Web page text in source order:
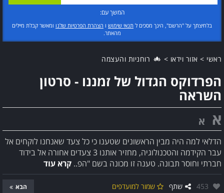
המשך עם:
בלחיצתך על "הרשם", הינך מסכים ל תנאי שימוש ו הצהרת הפרטיות שלנו ומאשר קבלת מיילים
מהאתר.
ראשי > אזור וידאו > רוחניות והעצמה
הפרדוקס הגדול של זמננו - סרטון
השראה
א א
הדלאי למה היה מבין הראשונים שטענו כי כל צעד שאנחנו לוקחים אל
עבר הקידמה והטכנולוגיה, מחזיר אותנו 3 צעדים אחורה אל בידוד
חברתי וחוסר תבונה. טענה זו מכונה בשם "הפ.. קרא עוד
אהבו:
453 שתף שמור למועדפים הבא